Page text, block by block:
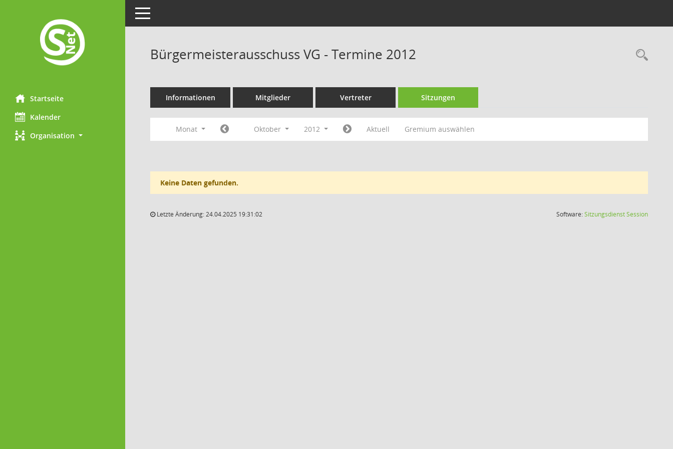
Startseite
Kalender
Organisation
Toggle navigation
Bürgermeisterausschuss VG - Termine 2012
Informationen Mitglieder Vertreter Sitzungen
Monat Oktober 2012 Aktuell Gremium auswählen
Keine Daten gefunden.
Letzte Änderung: 24.04.2025 19:31:02 Software:SitzungsdienstSession(Wird in